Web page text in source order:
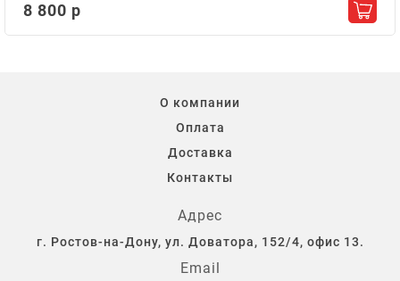
8 800 р
О компании
Оплата
Доставка
Контакты
Адрес
г. Ростов-на-Дону, ул. Доватора, 152/4, офис 13.
Email